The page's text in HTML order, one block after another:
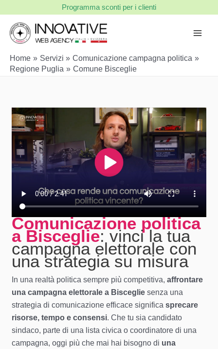
contenuto
Programma sconti per i clienti
Home Servizi
Comunicazione campagna politica
Regione Puglia
Comune Bisceglie
Comunicazione politica
a Bisceglie: vinci la tua
campagna elettorale con
una strategia su misura
In una realtà politica sempre più competitiva, affrontare
una campagna elettorale a Bisceglie senza una
strategia di comunicazione efficace significa sprecare
risorse, tempo e consensi. Che tu sia candidato
sindaco, parte di una lista civica o coordinatore di una
campagna, oggi più che mai hai bisogno di una